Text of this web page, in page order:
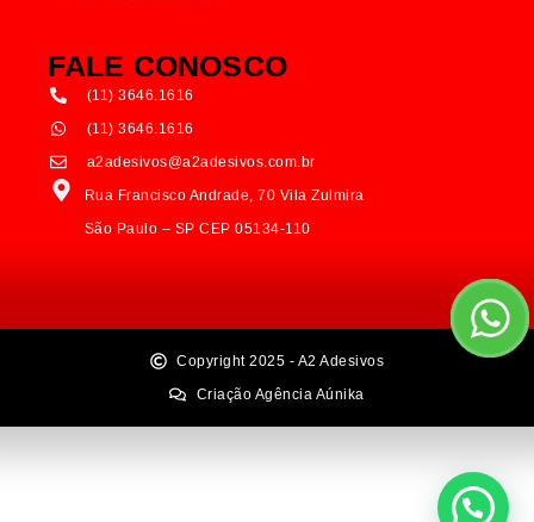
FALE CONOSCO
(11) 3646.1616
(11) 3646.1616
a2adesivos@a2adesivos.com.br
Rua Francisco Andrade, 70 Vila Zulmira
São Paulo – SP CEP 05134-110
Copyright 2025 - A2 Adesivos
Criação Agência Aúnika